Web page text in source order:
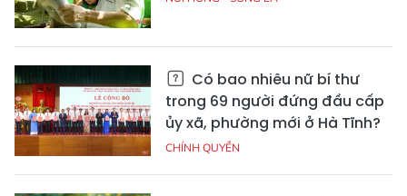
Có bao nhiêu nữ bí thư
trong 69 người đứng đầu cấp
ủy xã, phường mới ở Hà Tĩnh?
CHÍNH QUYỀN